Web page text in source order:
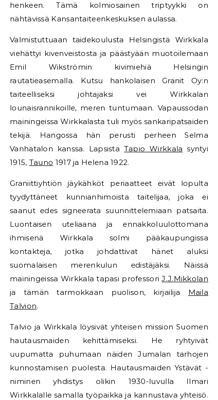
henkeen. Tämä kolmiosainen triptyykki on
nähtävissä Kansantaiteenkeskuksen aulassa.
Valmistuttuaan taidekoulusta Helsingistä Wirkkala
viehättyi kivenveistosta ja päästyään muotoilemaan
Emil Wikströmin kivimiehiä Helsingin
rautatieasemalla. Kutsu hankolaisen Granit Oy:n
taiteelliseksi johtajaksi vei Wirkkalan
lounaisrannikoille, meren tuntumaan. Vapaussodan
mainingeissa Wirkkalasta tuli myös sankaripatsaiden
tekijä. Hangossa hän perusti perheen Selma
Vanhatalon kanssa. Lapsista Tapio Wirkkala syntyi
1915, Tauno 1917 ja Helena 1922.
Graniittiyhtiön jäykähköt periaatteet eivät lopulta
tyydyttäneet kunnianhimoista taitelijaa, joka ei
saanut edes signeerata suunnittelemiaan patsaita.
Luontaisen uteliaana ja ennakkoluulottomana
ihmisenä Wirkkala solmi pääkaupungissa
kontakteja, jotka johdattivat hänet aluksi
suomalaisen merenkulun edistäjäksi. Näissä
mainingeissa Wirkkala tapasi professoriJ.J.Mikkolan
ja tämän tarmokkaan puolison, kirjailija Maila
Talvion.
Talvio ja Wirkkala löysivät yhteisen mission Suomen
hautausmaiden kehittämiseksi. He ryhtyivät
uupumatta puhumaan näiden Jumalan tarhojen
kunnostamisen puolesta. Hautausmaiden Ystävät -
niminen yhdistys olikin 1930-luvulla Ilmari
Wirkkalalle samalla työpaikka ja kannustava yhteisö.